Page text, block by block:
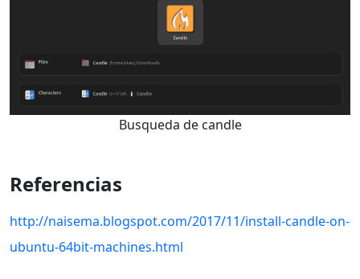
Busqueda de candle
Referencias
http://naisema.blogspot.com/2017/11/install-candle-on-
ubuntu-64bit-machines.html